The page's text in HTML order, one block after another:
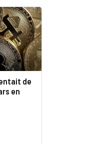
de
en